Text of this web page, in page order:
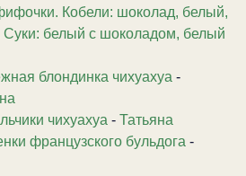
Кобели: шоколад, белый,
белый с шоколадом, белый
блондинка чихуахуа -
чихуахуа - Татьяна
французского бульдога -